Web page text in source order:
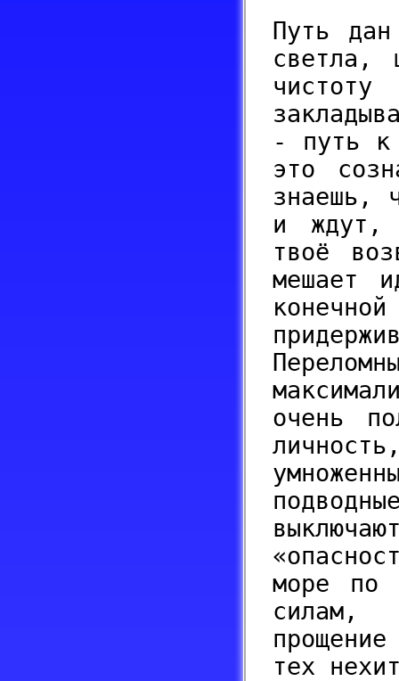
Путь
светла,
- путь к
это
знаешь,
и ждут,
твоё
мешает
очень
море
силам,
тех